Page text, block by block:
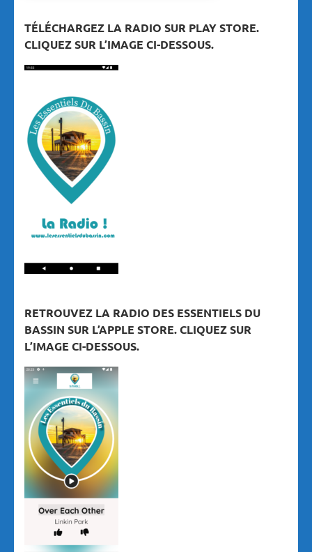
TÉLÉCHARGEZ LA RADIO SUR PLAY STORE.
CLIQUEZ SUR L’IMAGE CI-DESSOUS.
RETROUVEZ LA RADIO DES ESSENTIELS DU
BASSIN SUR L’APPLE STORE. CLIQUEZ SUR
L’IMAGE CI-DESSOUS.